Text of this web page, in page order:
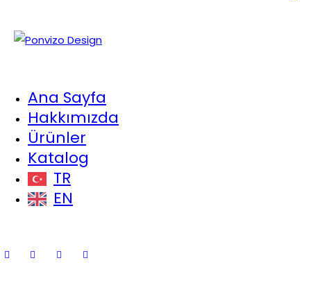
Ana Sayfa
Hakkımızda
Ürünler
Katalog
TR
EN